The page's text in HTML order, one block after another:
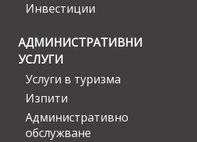
Инвестиции
АДМИНИСТРАТИВНИ
УСЛУГИ
Услуги в туризма
Изпити
Административно
обслужване